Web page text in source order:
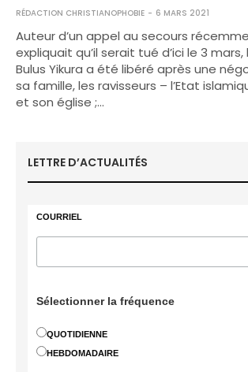
RÉDACTION CHRISTIANOPHOBIE 6 MARS 2021
Auteur d’un appel au secours
expliquait qu’il serait tué d’ici le 3
Bulus Yikura a été libéré après une
sa famille, les ravisseurs – l’Etat
et son église ;…
LETTRE D’ACTUALITÉS
COURRIEL
Sélectionner la fréquence
QUOTIDIENNE
HEBDOMADAIRE